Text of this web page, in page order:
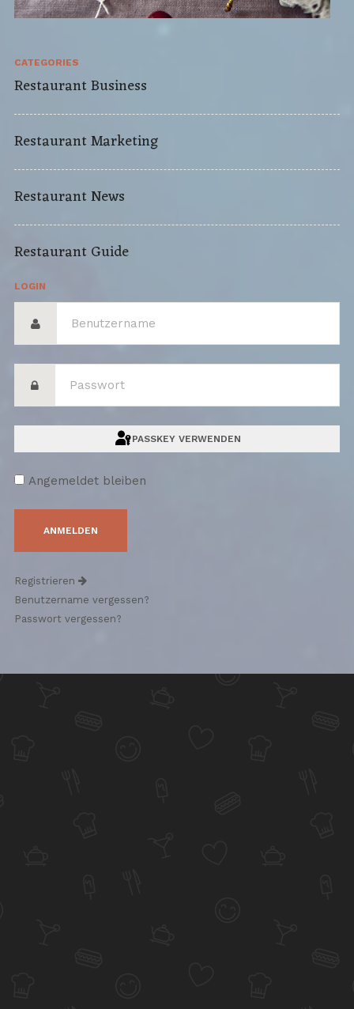
CATEGORIES
Restaurant Business
Restaurant Marketing
Restaurant News
Restaurant Guide
LOGIN
PASSKEY VERWENDEN
Angemeldet bleiben
Registrieren
Benutzername vergessen?
Passwort vergessen?